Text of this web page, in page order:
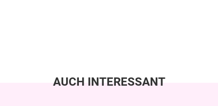
AUCH INTERESSANT